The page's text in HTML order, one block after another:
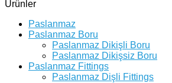
Ürünler
Paslanmaz
Paslanmaz Boru
Paslanmaz Dikişli Boru
Paslanmaz Dikişsiz Boru
Paslanmaz Fittings
Paslanmaz Dişli Fittings